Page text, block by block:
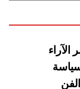
الآراء